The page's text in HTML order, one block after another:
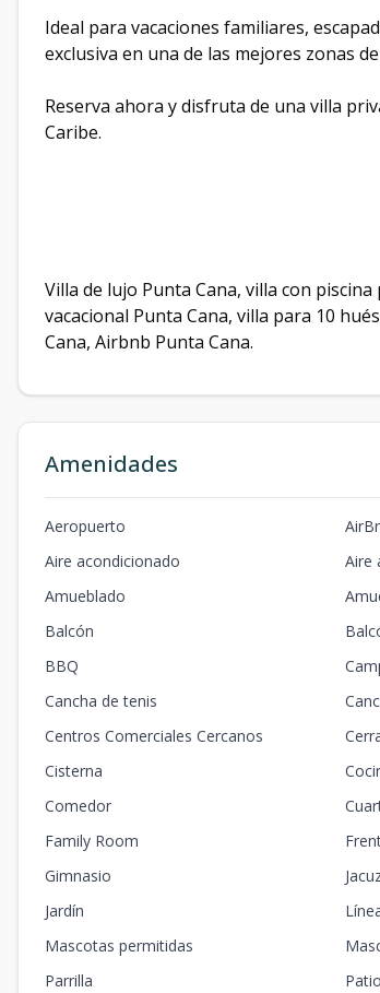
Ideal para vacaciones familiares,
exclusiva en una de las mejores zonas
Reserva ahora y disfruta de una villa
Caribe.
Villa de lujo Punta Cana, villa con
vacacional Punta Cana, villa para 10
Cana, Airbnb Punta Cana.
Amenidades
Aeropuerto
Aire acondicionado
Aire
Amueblado
Balcón
BBQ
Cancha de tenis
Centros Comerciales Cercanos
Cisterna
Comedor
Family Room
Gimnasio
Jardín
Mascotas permitidas
Parrilla
Patio